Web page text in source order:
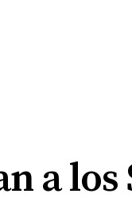
a los